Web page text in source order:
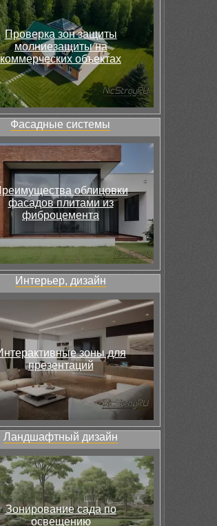
Проверка зон защиты
молниезащиты на
коммерческих объектах
Фасадные системы
облицовки
фасадов плитами из
фиброцемента
Интерьер, дизайн
зоны для
презентаций
Ландшафтный дизайн
Зонирование сада по
освещению